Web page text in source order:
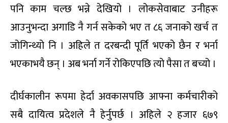
पनि काम चल्छ भन्ने देखियो । लोकसेवाबाट उनीहरू
आउनुभन्दा अगाडि नै गर्न सकेको भए त ८६ जनाको खर्च त
जोगिन्थ्यो नि । अहिले त दरबन्दी पूर्ति भएको छैन र भर्ना
भएकाभयै छन् । अब भर्ना गर्ने रोकिएपछि त्यो पैसा त बच्यो ।
दीर्घकालीन रूपमा हेर्दा अवकासपछि आफ्ना कर्मचारीको
सबै दायित्व प्रदेशले नै हेर्नुपर्छ । अहिले २ हजार ६७९